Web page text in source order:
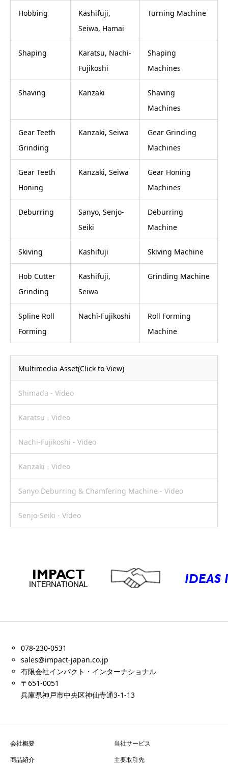
Hobbing
Kashifuji,
Seiwa, Hamai
Turning Machine
Shaping
Karatsu, Nachi-
Fujikoshi
Shaping
Machines
Shaving Kanzaki
Shaving
Machines
Gear Teeth
Grinding
Kanzaki, Seiwa
Gear Grinding
Machines
Gear Teeth
Honing
Kanzaki, Seiwa
Gear Honing
Machines
Deburring
Sanyo, Senjo-
Seiki
Deburring
Machine
Skiving Kashifuji Skiving Machine
Hob Cutter
Grinding
Kashifuji,
Seiwa
Grinding Machine
Spline Roll
Forming
Nachi-Fujikoshi
Roll Forming
Machine
Multimedia Asset(Click to View)
Shimada - Video
Karatsu - Video
Nachi-Fujikoshi - Video
Kanzaki - Video
Sanyo Deburring & Chamfering Machine - Video
Senjo-Seiki - Video
078-230-0531
sales@impact-japan.co.jp
有限会社インパクト・インターナショナル
〒651-0051
兵庫県神戸市中央区神仙寺通3-1-13
会社概要
当社サービス
商品紹介
主要取引先